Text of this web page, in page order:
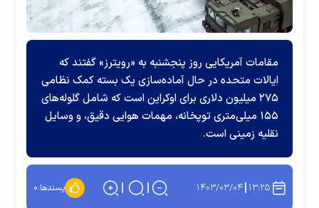
مقامات آمریکایی روز پنجشنبه به «رویترز» گفتند که
ایالات متحده در حال آماده‌سازی یک بسته کمک نظامی
۲۷۵ میلیون دلاری برای اوکراین است که شامل گلوله‌های
۱۵۵ میلی‌متری توپخانه، مهمات هوایی دقیق، و وسایل
نقلیه زمینی است.
۱۳:۲۵ ۱۴۰۳/۰۳/۰۴ پسندها:۰